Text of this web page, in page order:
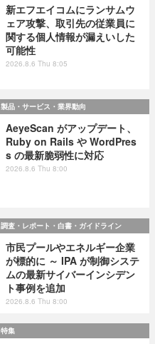
新エフエイコムにランサムウ
ェア攻撃、取引先の従業員に
関する個人情報が漏えいした
可能性
2026.8.6 Thu 8:05
製品・サービス・業界動向
AeyeScan がアップデート、
Ruby on Rails や WordPres
s の最新脆弱性に対応
2026.8.6 Thu 8:00
調査・レポート・白書・ガイドライン
市民プールやエネルギー企業
が標的に ～ IPA が制御システ
ムの最新サイバーインシデン
ト事例を追加
2026.8.6 Thu 8:00
特集